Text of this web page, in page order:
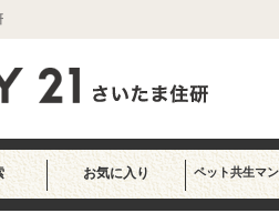
お気に入り ペット共生マ